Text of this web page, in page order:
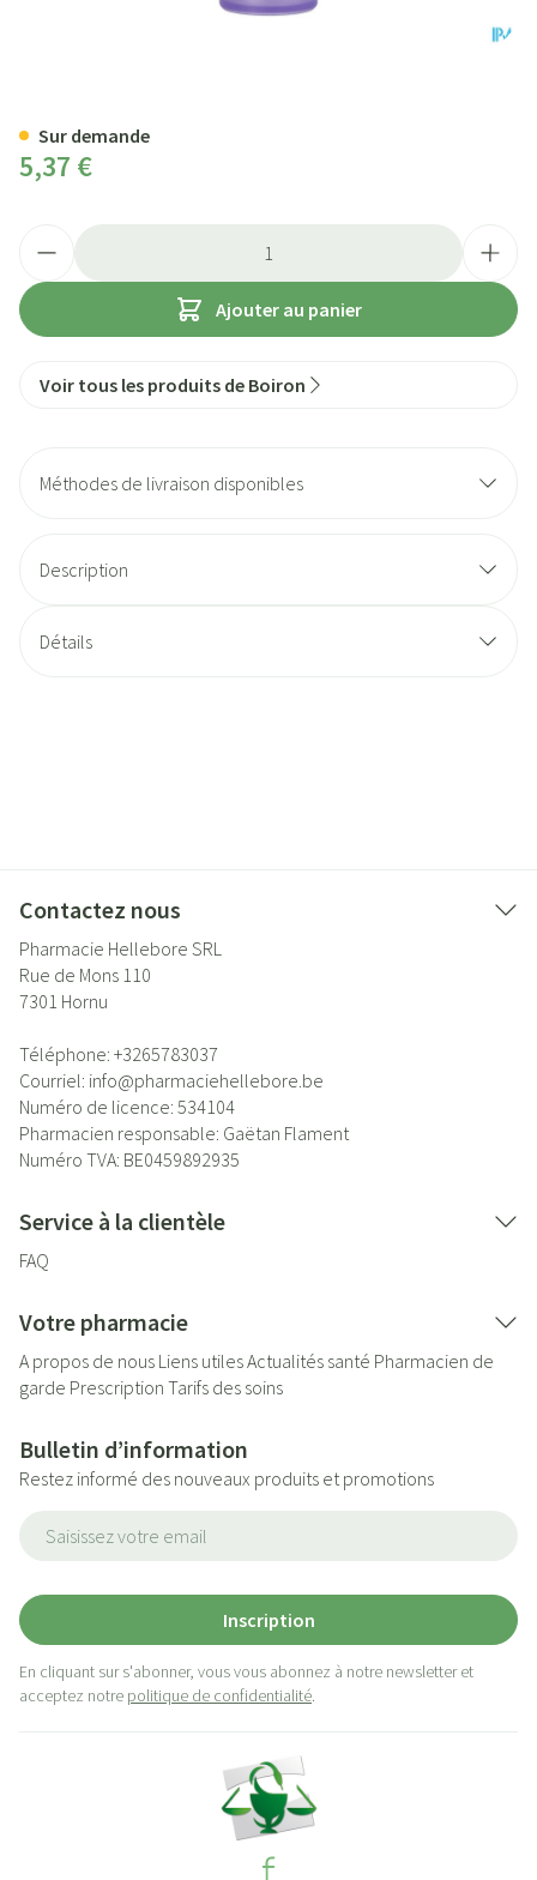
5,37 €
Ajouter au panier
Sur demande
Voir tous les produits de Boiron
Méthodes de livraison disponibles
Description
Détails
Contactez nous
Pharmacie Hellebore SRL
Rue de Mons 110
7301 Hornu
Téléphone: +3265783037
Courriel: info@pharmaciehellebore.be
Numéro de licence: 534104
Pharmacien responsable: Gaëtan Flament
Numéro TVA: BE0459892935
Service à la clientèle
FAQ
Votre pharmacie
A propos de nous Liens utilesActualités santé Pharmacien de
garde Prescription Tarifs des soins
Bulletin d’information
Restez informé des nouveaux produits et promotions
Inscription
En cliquant sur s'abonner, vous vous abonnez à notre newsletter et
acceptez notre politique de confidentialité.